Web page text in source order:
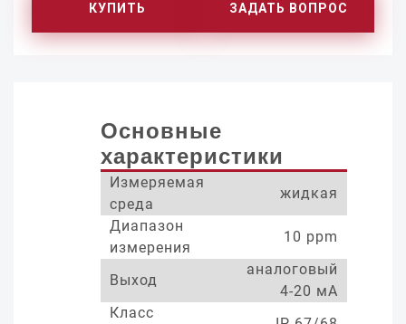
КУПИТЬ ЗАДАТЬ ВОПРОС
Основные
характеристики
Измеряемая
среда
жидкая
Диапазон
измерения
10 ppm
Выход
аналоговый
4-20 мА
Класс